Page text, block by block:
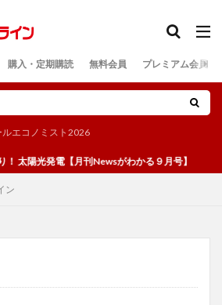
購入・定期購読 無料会員 プレミアム会員
ルエコノミスト2026
！ 太陽光発電【月刊Newsがわかる９月号】
ン
検索